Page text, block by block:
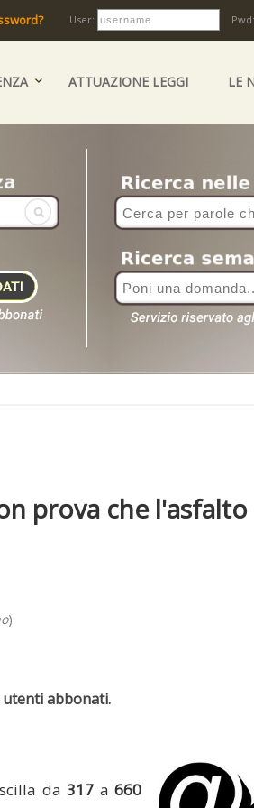
User:
ATTUAZIONE LEGGI LE
prova che l'asfalto
)
abbonati.
da317 a660